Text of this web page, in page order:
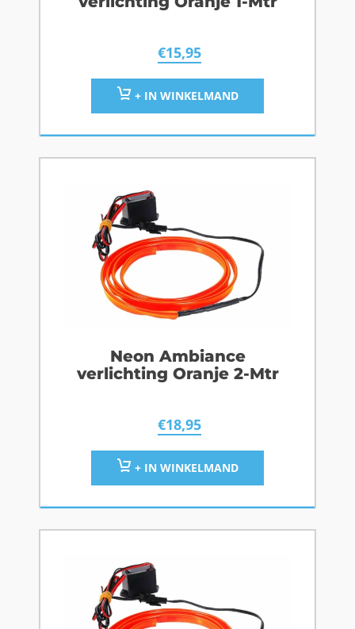
€15,95
+ IN WINKELMAND
Neon Ambiance
verlichting Oranje 2-Mtr
€18,95
+ IN WINKELMAND